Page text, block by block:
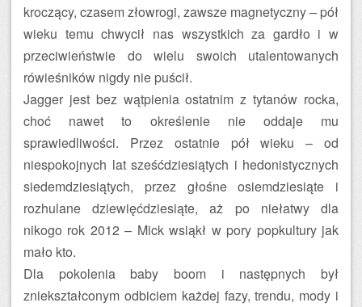
kroczący, czasem złowrogi, zawsze magnetyczny – pół
wieku temu chwycił nas wszystkich za gardło i w
przeciwieństwie do wielu swoich utalentowanych
rówieśników nigdy nie puścił.
Jagger jest bez wątpienia ostatnim z tytanów rocka,
choć nawet to określenie nie oddaje mu
sprawiedliwości. Przez ostatnie pół wieku – od
niespokojnych lat sześćdziesiątych i hedonistycznych
siedemdziesiątych, przez głośne osiemdziesiąte i
rozhulane dziewięćdziesiąte, aż po niełatwy dla
nikogo rok 2012 – Mick wsiąkł w pory popkultury jak
mało kto.
Dla pokolenia baby boom i następnych był
zniekształconym odbiciem każdej fazy, trendu, mody i